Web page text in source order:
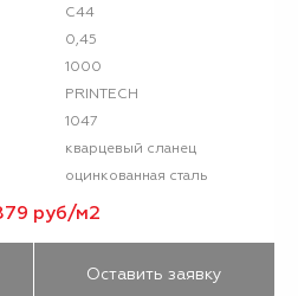
С44
0,45
1000
PRINTECH
1047
кварцевый сланец
оцинкованная сталь
руб/м2
Оставить заявку